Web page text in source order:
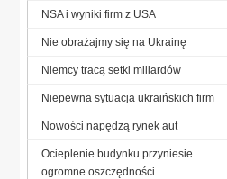
NSA i wyniki firm z USA
Nie obrażajmy się na Ukrainę
Niemcy tracą setki miliardów
Niepewna sytuacja ukraińskich firm
Nowości napędzą rynek aut
Ocieplenie budynku przyniesie
ogromne oszczędności